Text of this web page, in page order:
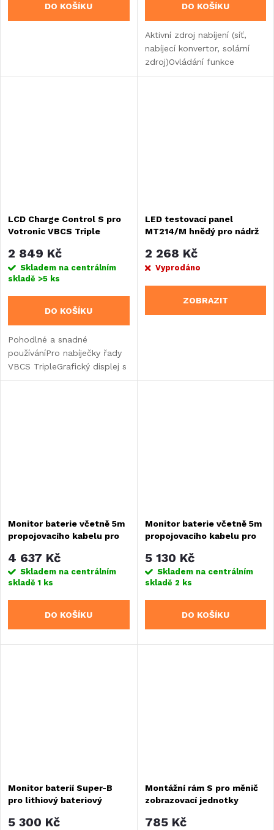
DO KOŠÍKU DO KOŠÍKU
Aktivní zdroj nabíjení (síť,
nabíjecí konvertor, solární
zdroj)Ovládání funkce
nabíjení ze sítě (AC Power
LCD Charge Control S pro
Votronic VBCS Triple
2 849 Kč
Skladem na centrálním
skladě >5 ks
DO KOŠÍKU
Pohodlné a snadné
používáníPro nabíječky řady
VBCS TripleGrafický displej s
velkým displejemZobrazení
LED testovací panel
MT214/M hnědý pro nádrž
2 268 Kč
Vyprodáno
ZOBRAZIT
Monitor baterie včetně 5m
propojovacího kabelu pro
4 637 Kč
Skladem na centrálním
skladě1 ks
DO KOŠÍKU
Monitor baterie včetně 5m
propojovacího kabelu pro
5 130 Kč
Skladem na centrálním
skladě 2 ks
DO KOŠÍKU
Monitor baterií Super-B
pro lithiový bateriový
5 300 Kč
Montážní rám S pro měnič
zobrazovací jednotky
785 Kč